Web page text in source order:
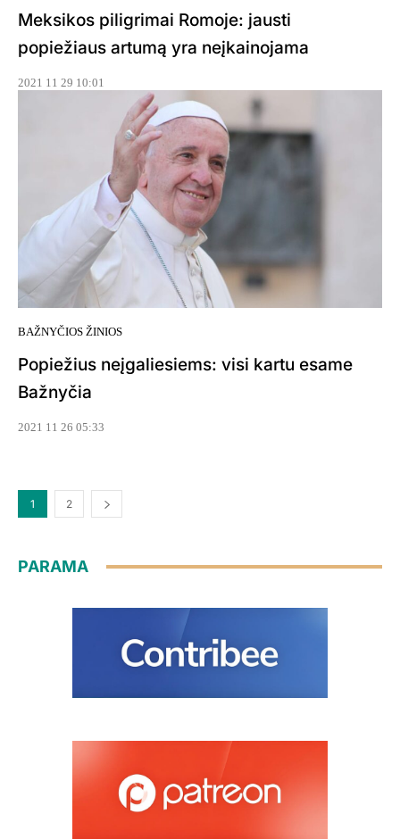
Meksikos piligrimai Romoje: jausti
popiežiaus artumą yra neįkainojama
2021 11 29 10:01
BAŽNYČIOS ŽINIOS
Popiežius neįgaliesiems: visi kartu esame
Bažnyčia
2021 11 26 05:33
1 2
PARAMA